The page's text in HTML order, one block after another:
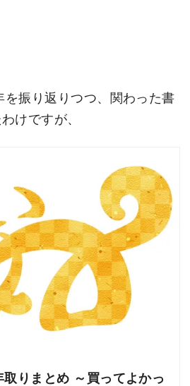
を振り返りつつ、関わった書
けですが、
りまとめ ～買ってよかっ